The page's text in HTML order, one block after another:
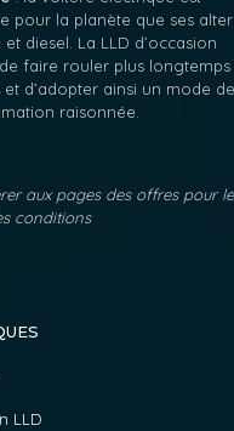
pour la planète que ses
et diesel. La LLD d’occasion
faire rouler plus longtemps
d’adopter ainsi un mode de
raisonnée.
aux pages des offres pour le
conditions
LLD